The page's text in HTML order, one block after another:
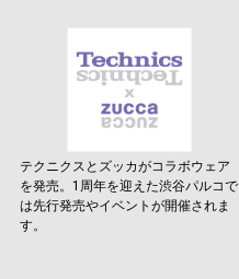
テクニクスとズッカがコラボウェア
を発売。1周年を迎えた渋谷パルコで
は先行発売やイベントが開催されま
す。